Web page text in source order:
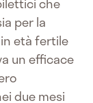
per la
età fertile
un efficace
due mesi